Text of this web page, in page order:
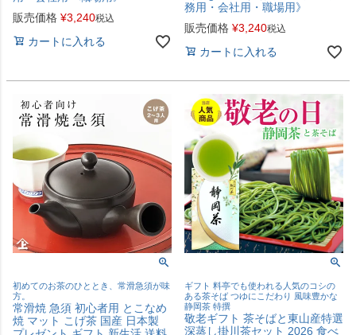
販売価格 ¥3,240税込
カートに入れる
務用・会社用・職場用》
販売価格 ¥3,240税込
カートに入れる
初めてのお茶のひととき、常滑急須が味
方。
常滑焼 急須 初心者用 とこなめ
焼 マット こげ茶 国産 日本製
ギフト 料亭でも使われる人気のコシの
ある茶そば つゆにこだわり 風味豊かな
静岡茶 特撰
敬老ギフト 茶そばと東山産特選
深蒸し掛川茶セット 2026 食べ